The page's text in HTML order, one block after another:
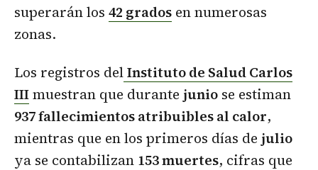
superarán los 42 grados en numerosas
zonas.
Los registros delInstituto de Salud Carlos
IIImuestran que durante junio se estiman
937 fallecimientos atribuibles al calor,
mientras que en los primeros días de julio
ya se contabilizan 153 muertes, cifras que